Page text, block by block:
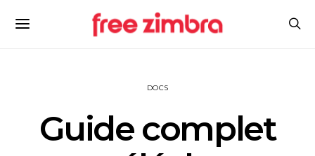
DOCS
Guide complet